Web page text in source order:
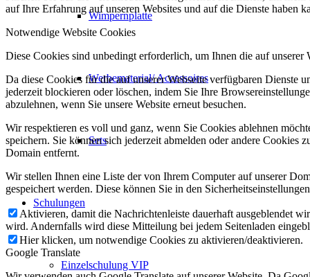
Wimpernplatte
Werbematerial/ Accessoires
Sets
Schulungen
Einzelschulung VIP
auf Ihre Erfahrung auf unseren Websites und auf die Dienste haben
Notwendige Website Cookies
Diese Cookies sind unbedingt erforderlich, um Ihnen die auf
Da diese Cookies für die auf unserer Webseite verfügbaren
jederzeit blockieren oder löschen, indem Sie Ihre
abzulehnen, wenn Sie unsere Website erneut besuchen.
Wir respektieren es voll und ganz, wenn Sie Cookies ablehnen
speichern. Sie können sich jederzeit abmelden oder andere Cookies
Domain entfernt.
Wir stellen Ihnen eine Liste der von Ihrem Computer auf unserer
gespeichert werden. Diese können Sie in den
Aktivieren, damit die Nachrichtenleiste dauerhaft ausgeblendet
wird. Andernfalls wird diese Mitteilung bei jedem Seitenladen
Hier klicken, um notwendige Cookies zu aktivieren/deaktivieren.
Google Translate